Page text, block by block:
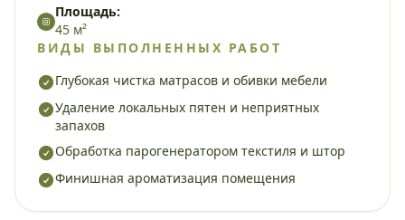
Площадь:
45 м²
ВИДЫ ВЫПОЛНЕННЫХ РАБОТ
Глубокая чистка матрасов и обивки мебели
Удаление локальных пятен и неприятных
запахов
Обработка парогенератором текстиля и штор
Финишная ароматизация помещения